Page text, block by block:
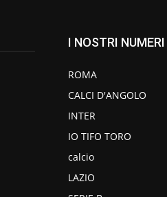
I NOSTRI NUMERI
ROMA
CALCI D'ANGOLO
INTER
IO TIFO TORO
calcio
LAZIO